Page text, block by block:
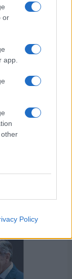
or
app.
Policy